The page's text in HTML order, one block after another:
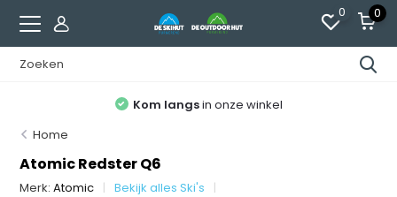
0 0
Kom langsin onze winkel
Home
Atomic Redster Q6
Merk:Atomic Bekijk alles Ski's